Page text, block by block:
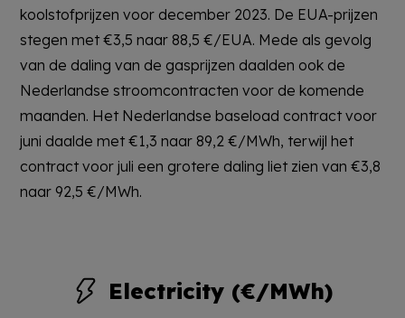
koolstofprijzen voor december 2023. De EUA-prijzen
stegen met €3,5 naar 88,5 €/EUA. Mede als gevolg
van de daling van de gasprijzen daalden ook de
Nederlandse stroomcontracten voor de komende
maanden. Het Nederlandse baseload contract voor
juni daalde met €1,3 naar 89,2 €/MWh, terwijl het
contract voor juli een grotere daling liet zien van €3,8
naar 92,5 €/MWh.
Electricity (€/MWh)